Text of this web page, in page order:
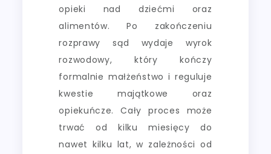
opieki nad dziećmi oraz
alimentów. Po zakończeniu
rozprawy sąd wydaje wyrok
rozwodowy, który kończy
formalnie małżeństwo i reguluje
kwestie majątkowe oraz
opiekuńcze. Cały proces może
trwać od kilku miesięcy do
nawet kilku lat, w zależności od